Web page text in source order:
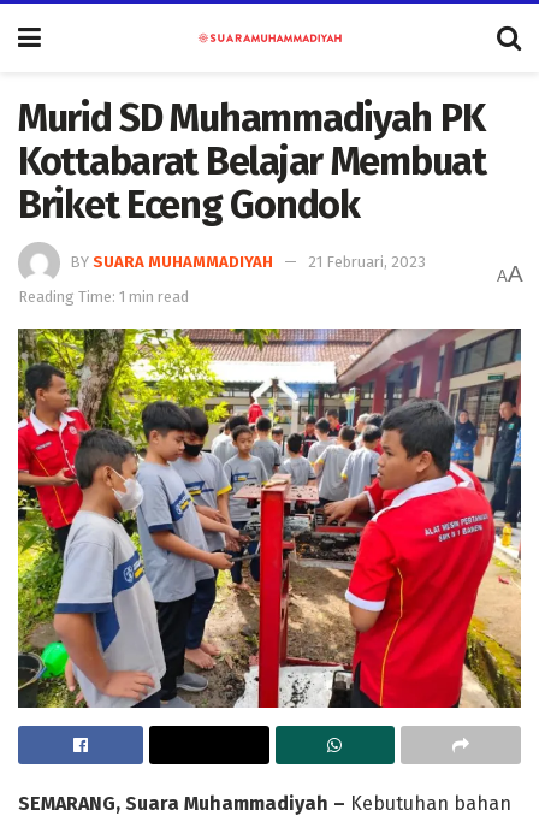
Murid SD Muhammadiyah PK
Kottabarat Belajar Membuat
Briket Eceng Gondok
BY SUARA MUHAMMADIYAH
21 Februari, 2023
Reading Time: 1 min read
AA
SEMARANG, Suara Muhammadiyah – Kebutuhan bahan